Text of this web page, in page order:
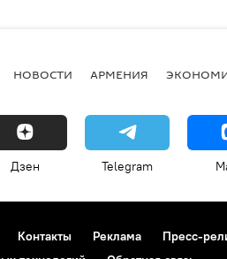
НОВОСТИ АРМЕНИЯ
Дзен Telegram
Контакты Реклама Пресс-